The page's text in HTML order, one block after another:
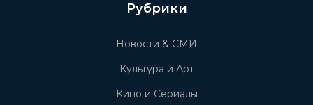
Рубрики
Новости & СМИ
Культура и Арт
Кино и Сериалы